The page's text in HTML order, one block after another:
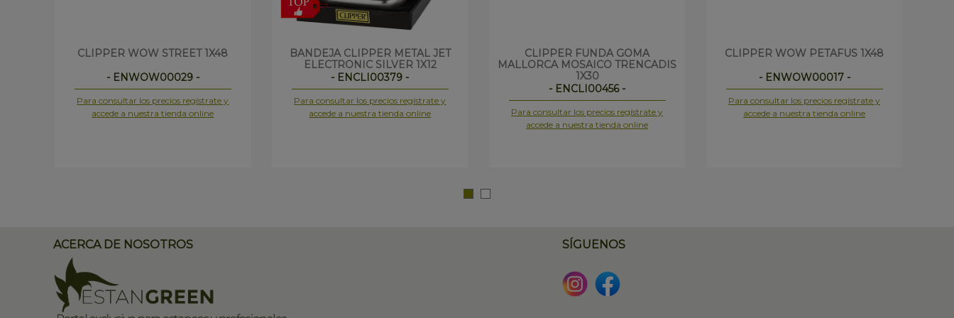
CLIPPER WOW STREET 1X48
- ENWOW00029 -
Para consultar los precios regístrate y
accede a nuestra tienda online
BANDEJA CLIPPER METAL JET
ELECTRONIC SILVER 1X12
- ENCLI00379 -
Para consultar los precios regístrate y
accede a nuestra tienda online
CLIPPER FUNDA GOMA
MALLORCA MOSAICO TRENCADIS
1X30
- ENCLI00456 -
Para consultar los precios regístrate y
accede a nuestra tienda online
CLIPPER WOW PETAFUS 1X48
- ENWOW00017 -
Para consultar los precios regístrate y
accede a nuestra tienda online
ACERCA DE NOSOTROS SÍGUENOS